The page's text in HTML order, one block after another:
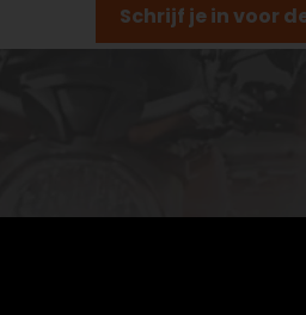
Schrijf je in voor